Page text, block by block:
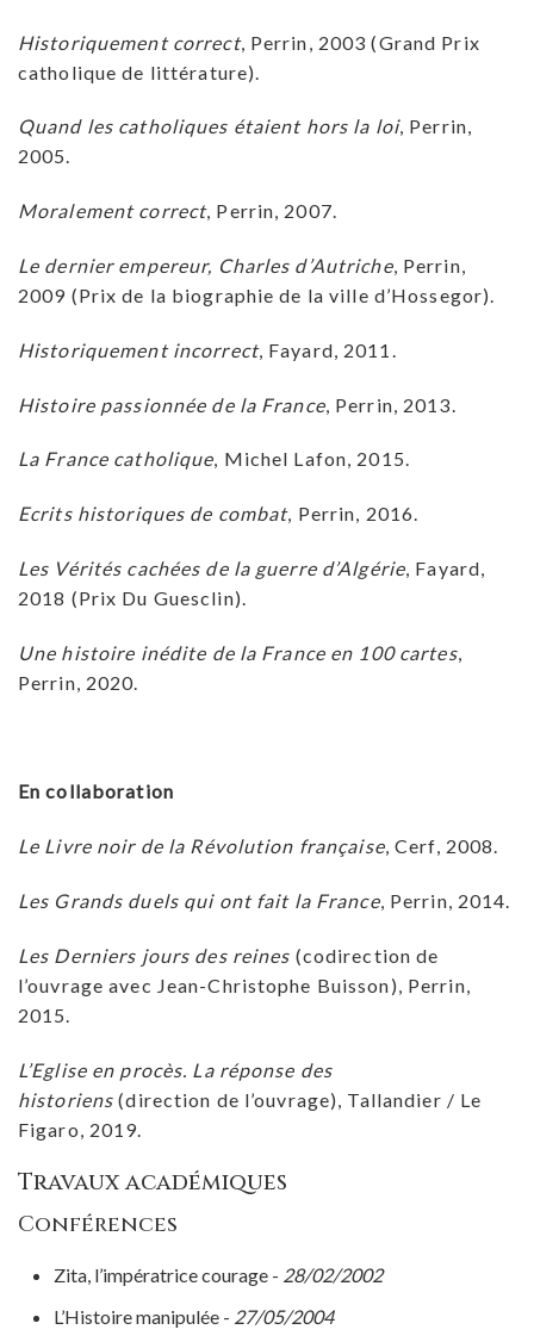
Historiquement correct, Perrin, 2003 (Grand Prix
catholique de littérature).
Quand les catholiques étaient hors la loi, Perrin,
2005.
Moralement correct, Perrin, 2007.
Le dernier empereur, Charles d’Autriche, Perrin,
2009 (Prix de la biographie de la ville d’Hossegor).
Historiquement incorrect, Fayard, 2011.
Histoire passionnée de la France, Perrin, 2013.
La France catholique, Michel Lafon, 2015.
Ecrits historiques de combat, Perrin, 2016.
Les Vérités cachées de la guerre d’Algérie, Fayard,
2018 (Prix Du Guesclin).
Une histoire inédite de la France en 100 cartes,
Perrin, 2020.
En collaboration
Le Livre noir de la Révolution française, Cerf, 2008.
Les Grands duels qui ont fait la France, Perrin, 2014.
Les Derniers jours des reines (codirection de
l’ouvrage avec Jean-Christophe Buisson), Perrin,
2015.
L’Eglise en procès. La réponse des
historiens (direction de l’ouvrage), Tallandier / Le
Figaro, 2019.
Travaux académiques
Conférences
Zita, l’impératrice courage - 28/02/2002
L’Histoire manipulée - 27/05/2004